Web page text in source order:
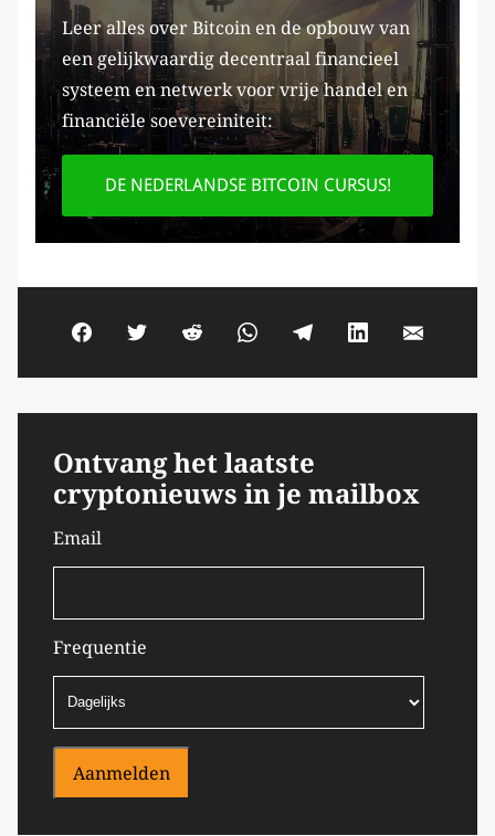
Leer alles over Bitcoin en de opbouw van
een gelijkwaardig decentraal financieel
systeem en netwerk voor vrije handel en
financiële soevereiniteit:
DE NEDERLANDSE BITCOIN CURSUS!
Ontvang het laatste
cryptonieuws in je mailbox
Email
Frequentie
Aanmelden